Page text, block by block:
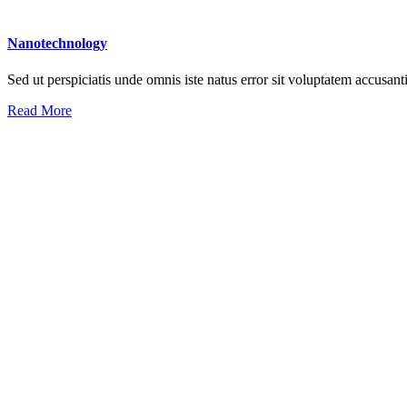
Nanotechnology
Sed ut perspiciatis unde omnis iste natus error sit voluptatem
Read More